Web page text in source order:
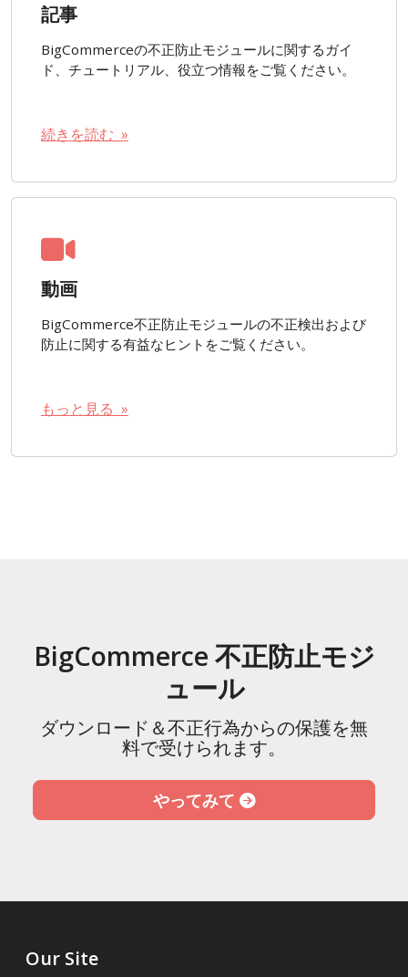
記事
BigCommerceの不正防止モジュールに関するガイ
ド、チュートリアル、役立つ情報をご覧ください。
続きを読む »
動画
BigCommerce不正防止モジュールの不正検出および
防止に関する有益なヒントをご覧ください。
もっと見る »
BigCommerce 不正防止モジ
ュール
ダウンロード＆不正行為からの保護を無
料で受けられます。
やってみて
Our Site